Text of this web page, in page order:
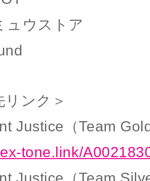
ュウストア
リンク＞
Justice（Team
tone.link/
Justice（Team